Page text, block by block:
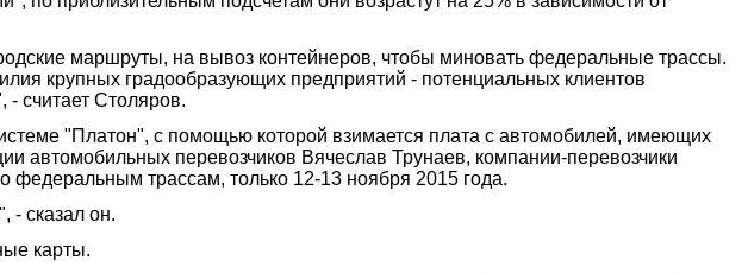
маршруты, на вывоз контейнеров, чтобы миновать федеральные трассы.
крупных градообразующих предприятий - потенциальных клиентов
считает Столяров.
"Платон", с помощью которой взимается плата с автомобилей, имеющих
автомобильных перевозчиков Вячеслав Трунаев, компании-перевозчики
федеральным трассам, только 12-13 ноября 2015 года.
- сказал он.
карты.